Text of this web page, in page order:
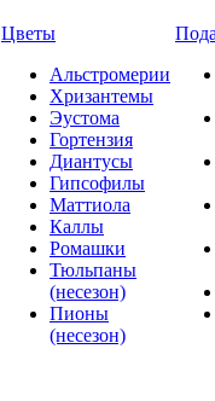
Цветы
Альстромерии
Хризантемы
Эустома
Гортензия
Диантусы
Гипсофилы
Маттиола
Каллы
Ромашки
Тюльпаны
(несезон)
Пионы
(несезон)